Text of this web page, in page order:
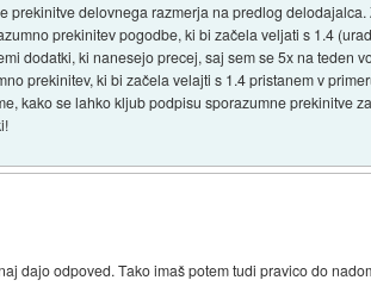
prekinitve delovnega razmerja na predlog
prekinitev pogodbe, ki bi začela veljati s 1.4
dodatki, ki nanesejo precej, saj sem se 5x na teden
prekinitev, ki bi začela velajti s 1.4 pristanem v
kako se lahko kljub podpisu sporazumne prekinitve
dajo odpoved. Tako imaš potem tudi pravico do